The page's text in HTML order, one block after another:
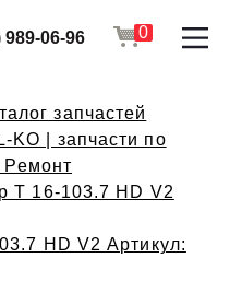
989-06-96 0
запчастей
KO | запчасти по
T 16-103.7 HD V2
HD V2 Артикул: